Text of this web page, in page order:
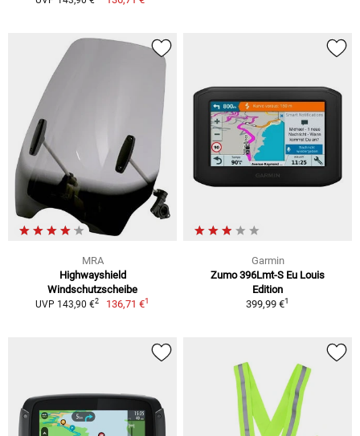
MRA
Highwayshield
Windschutzscheibe
UVP 143,90 €2 136,71 €1
Garmin
Zumo 396Lmt-S Eu Louis
Edition
399,99 €1